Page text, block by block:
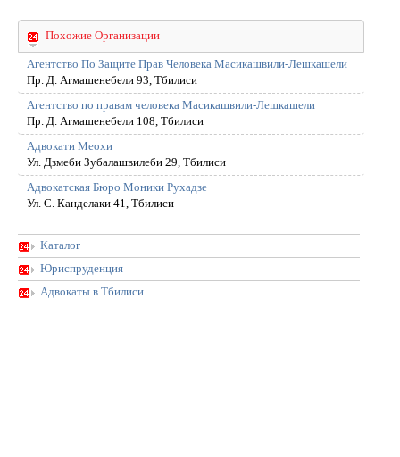
Похожие Организации
Агентство По Защите Прав Человека Масикашвили-Лешкашели
Пр. Д. Агмашенебели 93, Тбилиси
Агентство по правам человека Масикашвили-Лешкашели
Пр. Д. Агмашенебели 108, Тбилиси
Адвокати Меохи
Ул. Дзмеби Зубалашвилеби 29, Тбилиси
Адвокатская Бюро Моники Рухадзе
Ул. С. Канделаки 41, Тбилиси
Каталог
Юриспруденция
Адвокаты в Тбилиси